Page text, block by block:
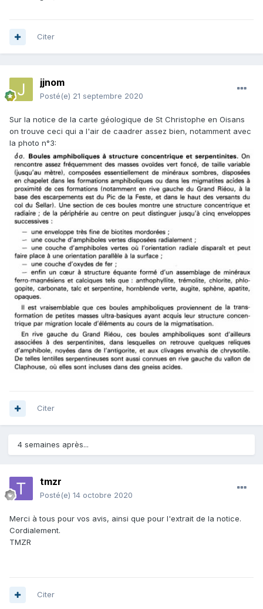
Citer
jjnom
Posté(e) 21 septembre 2020
Sur la notice de la carte géologique de St Christophe en Oisans
on trouve ceci qui a l'air de caadrer assez bien, notamment avec
la photo n°3:
Citer
4 semaines après...
tmzr
Posté(e) 14 octobre 2020
Merci à tous pour vos avis, ainsi que pour l'extrait de la notice.
Cordialement.
TMZR
Citer